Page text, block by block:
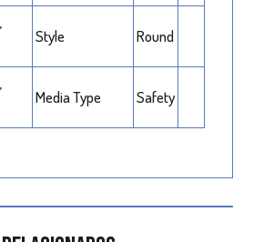
Style Round
Media Type Safety